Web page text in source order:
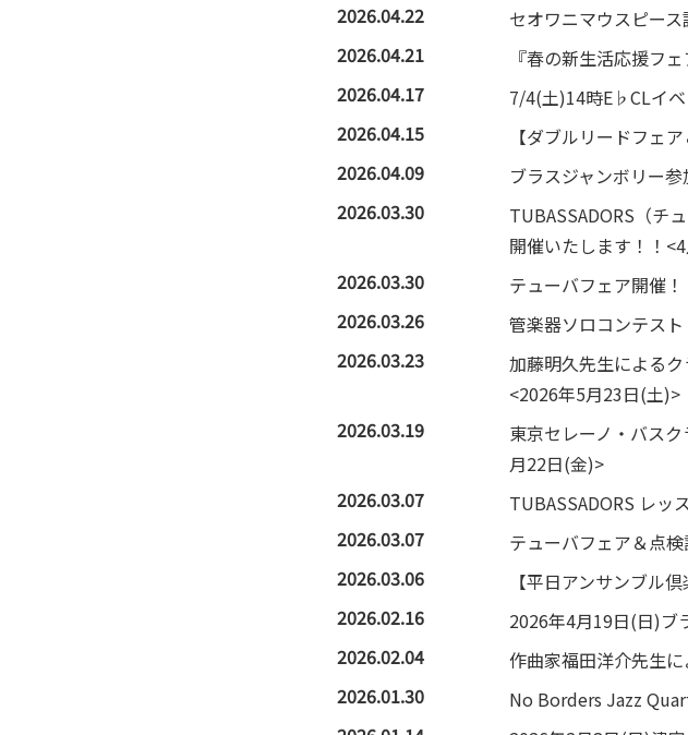
2026.04.22
セオワニマウスピー
2026.04.21
『春の新生活応援フ
2026.04.17
7/4(土)14時E♭CLイベ
2026.04.15
【ダブルリードフェ
2026.04.09
ブラスジャンボリー参
2026.03.30
TUBASSADORS（チ
開催いたします！！
2026.03.30
テューバフェア開催！
2026.03.26
管楽器ソロコンテス
2026.03.23
加藤明久先生による
<2026年5月23日(土)>
2026.03.19
東京セレーノ・バス
月22日(金)>
2026.03.07
TUBASSADORS レ
2026.03.07
テューバフェア＆点
2026.03.06
【平日アンサンブル
2026.02.16
2026年4月19日(日)ブ
2026.02.04
作曲家福田洋介先生
2026.01.30
No Borders Jazz